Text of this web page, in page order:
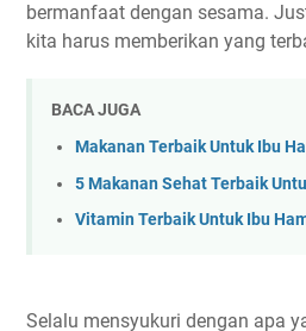
bermanfaat dengan sesama.
kita harus memberikan yang
BACA JUGA
Makanan Terbaik Untuk Ibu
5 Makanan Sehat Terbaik
Vitamin Terbaik Untuk Ibu
Selalu mensyukuri dengan apa